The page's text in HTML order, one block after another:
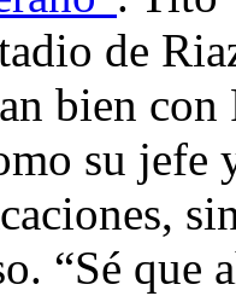
de
bien
su jefe
“Sé que